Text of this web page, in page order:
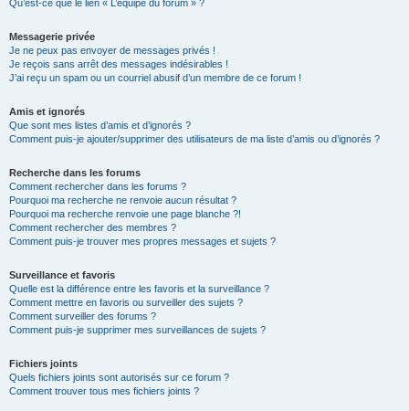
Qu’est-ce que le lien « L’équipe du forum » ?
Messagerie privée
Je ne peux pas envoyer de messages privés !
Je reçois sans arrêt des messages indésirables !
J’ai reçu un spam ou un courriel abusif d’un membre de ce forum !
Amis et ignorés
Que sont mes listes d’amis et d’ignorés ?
Comment puis-je ajouter/supprimer des utilisateurs de ma liste d’amis ou d’ignorés ?
Recherche dans les forums
Comment rechercher dans les forums ?
Pourquoi ma recherche ne renvoie aucun résultat ?
Pourquoi ma recherche renvoie une page blanche ?!
Comment rechercher des membres ?
Comment puis-je trouver mes propres messages et sujets ?
Surveillance et favoris
Quelle est la différence entre les favoris et la surveillance ?
Comment mettre en favoris ou surveiller des sujets ?
Comment surveiller des forums ?
Comment puis-je supprimer mes surveillances de sujets ?
Fichiers joints
Quels fichiers joints sont autorisés sur ce forum ?
Comment trouver tous mes fichiers joints ?